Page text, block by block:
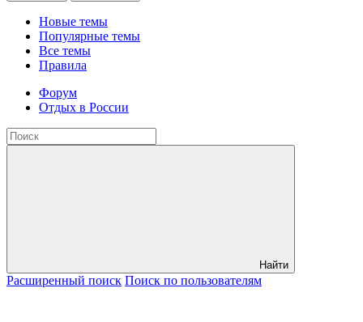
Новые темы
Популярные темы
Все темы
Правила
Форум
Отдых в России
Найти
Расширенный поиск Поиск по пользователям